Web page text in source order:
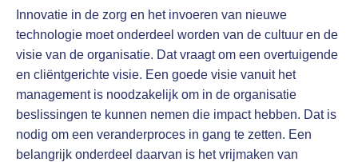
Innovatie in de zorg en het invoeren van nieuwe
technologie moet onderdeel worden van de cultuur en de
visie van de organisatie. Dat vraagt om een overtuigende
en cliëntgerichte visie. Een goede visie vanuit het
management is noodzakelijk om in de organisatie
beslissingen te kunnen nemen die impact hebben. Dat is
nodig om een veranderproces in gang te zetten. Een
belangrijk onderdeel daarvan is het vrijmaken van